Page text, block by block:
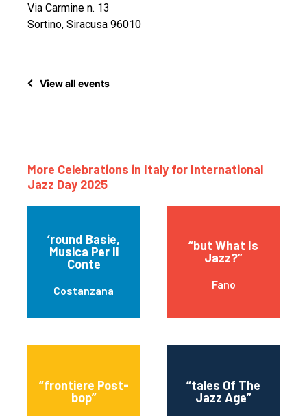
Via Carmine n. 13
Sortino, Siracusa 96010
View all events
More Celebrations in Italy for International
Jazz Day 2025
‘round Basie,
Musica Per Il
Conte
Costanzana
“but What Is
Jazz?”
Fano
“frontiere Post-
bop”
“tales Of The
Jazz Age”